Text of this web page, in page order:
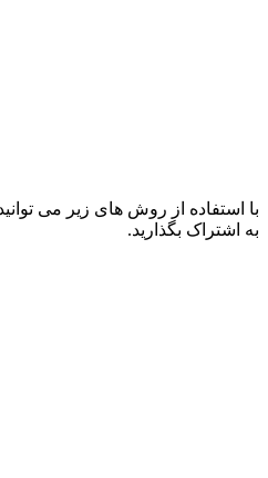
با استفاده از روش های زیر می
به اشتراک بگذارید.